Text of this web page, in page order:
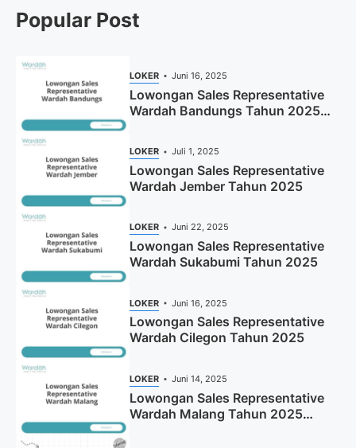
Popular Post
LOKER Juni 16, 2025
Lowongan Sales Representative
Wardah Bandungs Tahun 2025
LOKER Juli 1, 2025
Lowongan Sales Representative
Wardah Jember Tahun 2025
LOKER Juni 22, 2025
Lowongan Sales Representative
Wardah Sukabumi Tahun 2025
LOKER Juni 16, 2025
Lowongan Sales Representative
Wardah Cilegon Tahun 2025
LOKER Juni 14, 2025
Lowongan Sales Representative
Wardah Malang Tahun 2025